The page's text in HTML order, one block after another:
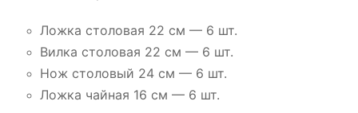
Ложка столовая 22 см — 6 шт.
Вилка столовая 22 см — 6 шт.
Нож столовый 24 см — 6 шт.
Ложка чайная 16 см — 6 шт.